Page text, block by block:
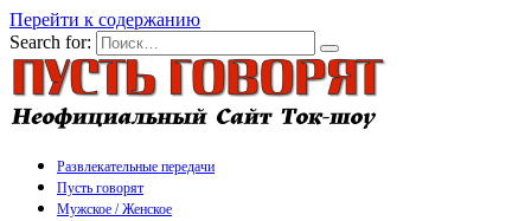
Перейти к содержанию
Search for:
Развлекательные передачи
Пусть говорят
Мужское / Женское